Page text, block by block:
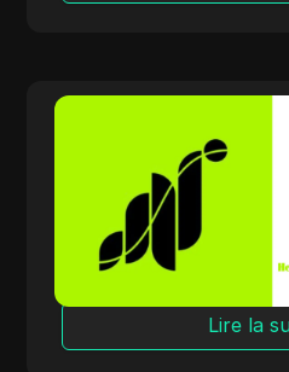
Un événement de
Grass Foundation,
premiers soutiens et
partageant la bande
inutilisée via la
GRASS, contribuant à
qui promeut la Lire la